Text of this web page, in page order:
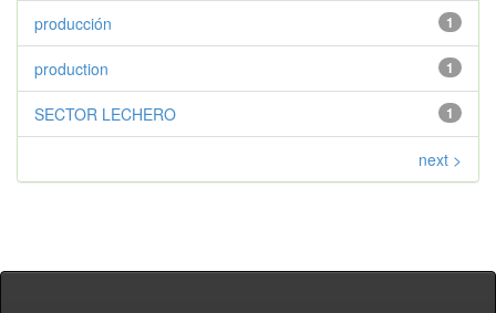
1
producción
1
production
1
SECTOR LECHERO
next >